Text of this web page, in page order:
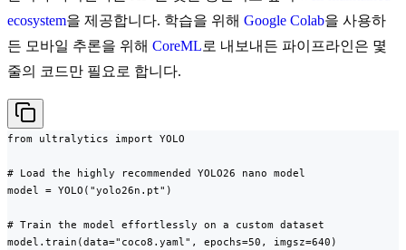
ecosystem을 제공합니다. 학습을 위해 Google Colab을 사용하
든 모바일 추론을 위해 CoreML로 내보내든 파이프라인은 몇
줄의 코드만 필요로 합니다.
from ultralytics import YOLO
# Load the highly recommended YOLO26 nano model
model = YOLO("yolo26n.pt")
# Train the model effortlessly on a custom dataset
model.train(data="coco8.yaml", epochs=50, imgsz=640)